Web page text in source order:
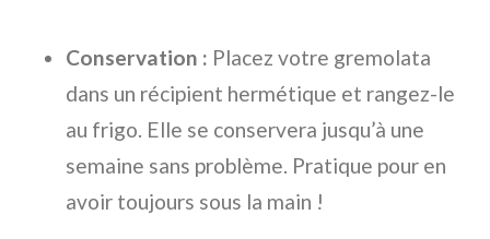
Conservation : Placez votre gremolata
dans un récipient hermétique et rangez-le
au frigo. Elle se conservera jusqu’à une
semaine sans problème. Pratique pour en
avoir toujours sous la main !